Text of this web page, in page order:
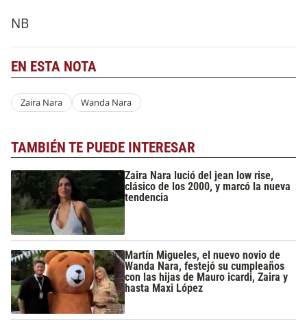
NB
EN ESTA NOTA
Zaira Nara Wanda Nara
TAMBIÉN TE PUEDE INTERESAR
Zaira Nara lució del jean low rise,
clásico de los 2000, y marcó la nueva
tendencia
Martín Migueles, el nuevo novio de
Wanda Nara, festejó su cumpleaños
con las hijas de Mauro icardi, Zaira y
hasta Maxi López